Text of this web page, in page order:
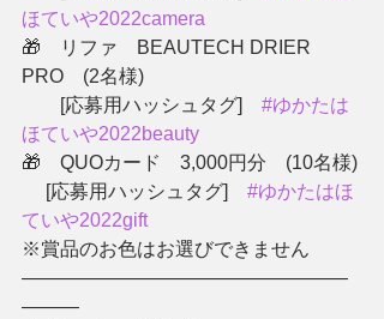
ほていや2022camera
🎁　リファ　BEAUTECH DRIER
PRO　(2名様)
[応募用ハッシュタグ] #ゆかたは
ほていや2022beauty
🎁　QUOカード　3,000円分　(10名様)
[応募用ハッシュタグ] #ゆかたはほ
ていや2022gift
※賞品のお色はお選びできません
―――――――――――――――――
―――